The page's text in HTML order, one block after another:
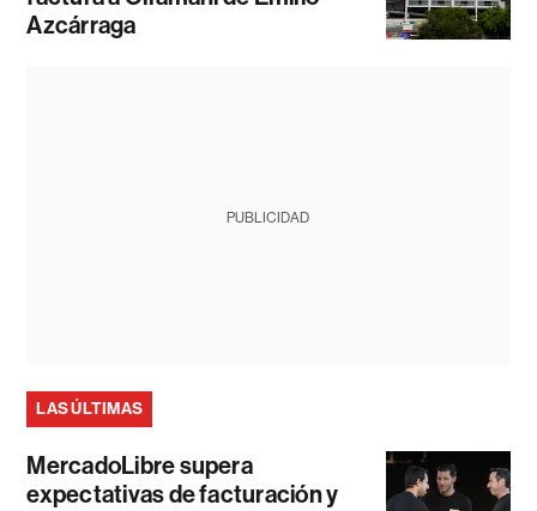
Azcárraga
PUBLICIDAD
LAS ÚLTIMAS
MercadoLibre supera
expectativas de facturación y